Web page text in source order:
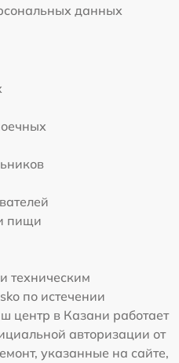
данных
пищи
техническим
по истечении
центр в Казани работает
авторизации от
указанные на сайте,